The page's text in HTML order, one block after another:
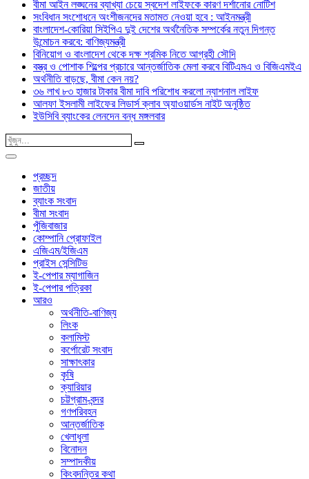
বীমা আইন লঙ্ঘনের ব্যাখ্যা চেয়ে স্বদেশ লাইফকে কারণ দর্শানোর নোটিশ
সংবিধান সংশোধনে অংশীজনদের মতামত নেওয়া হবে : আইনমন্ত্রী
বাংলাদেশ-কোরিয়া সিইপিএ দুই দেশের অর্থনৈতিক সম্পর্কের নতুন দিগন্ত
উন্মোচন করবে: বাণিজ্যমন্ত্রী
বিনিয়োগ ও বাংলাদেশ থেকে দক্ষ শ্রমিক নিতে আগ্রহী সৌদি
বস্ত্র ও পোশাক শিল্পের প্রচারে আন্তর্জাতিক মেলা করবে বিটিএমএ ও বিজিএমইএ
অর্থনীতি বাড়ছে, বীমা কেন নয়?
৩৬ লাখ ৮৩ হাজার টাকার বীমা দাবি পরিশোধ করলো ন্যাশনাল লাইফ
আলফা ইসলামী লাইফের লিডার্স ক্লাব অ্যাওয়ার্ডস নাইট অনুষ্ঠিত
ইউসিবি ব্যাংকের লেনদেন বন্ধ মঙ্গলবার
প্রচ্ছদ
জাতীয়
ব্যাংক সংবাদ
বীমা সংবাদ
পুঁজিবাজার
কোম্পানি প্রোফাইল
এজিএম/ইজিএম
প্রাইস সেন্সিটিভ
ই-পেপার ম্যাগাজিন
ই-পেপার পত্রিকা
আরও
অর্থনীতি-বাণিজ্য
লিংক
কলামিস্ট
কর্পোরেট সংবাদ
সাক্ষাৎকার
কৃষি
ক্যারিয়ার
চট্টগ্রাম-বন্দর
গণপরিবহন
আন্তর্জাতিক
খেলাধুলা
বিনোদন
সম্পাদকীয়
কিংবদন্তির কথা